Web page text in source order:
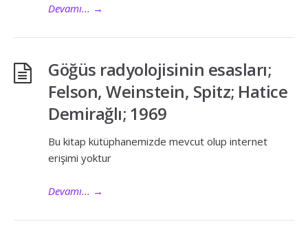
Devamı... →
Göğüs radyolojisinin esasları;
Felson, Weinstein, Spitz; Hatice
Demirağlı; 1969
Bu kitap kütüphanemizde mevcut olup internet
erişimi yoktur
Devamı... →